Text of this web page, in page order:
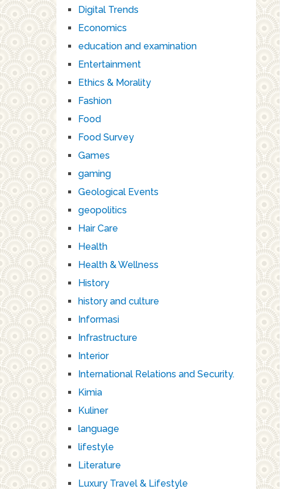
Digital Trends
Economics
education and examination
Entertainment
Ethics & Morality
Fashion
Food
Food Survey
Games
gaming
Geological Events
geopolitics
Hair Care
Health
Health & Wellness
History
history and culture
Informasi
Infrastructure
Interior
International Relations and Security.
Kimia
Kuliner
language
lifestyle
Literature
Luxury Travel & Lifestyle